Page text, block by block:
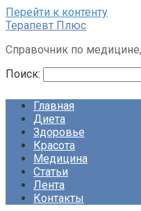
Перейти к контенту
Терапевт Плюс
Справочник по
Поиск:
Главная
Диета
Здоровье
Красота
Медицина
Статьи
Лента
Контакты